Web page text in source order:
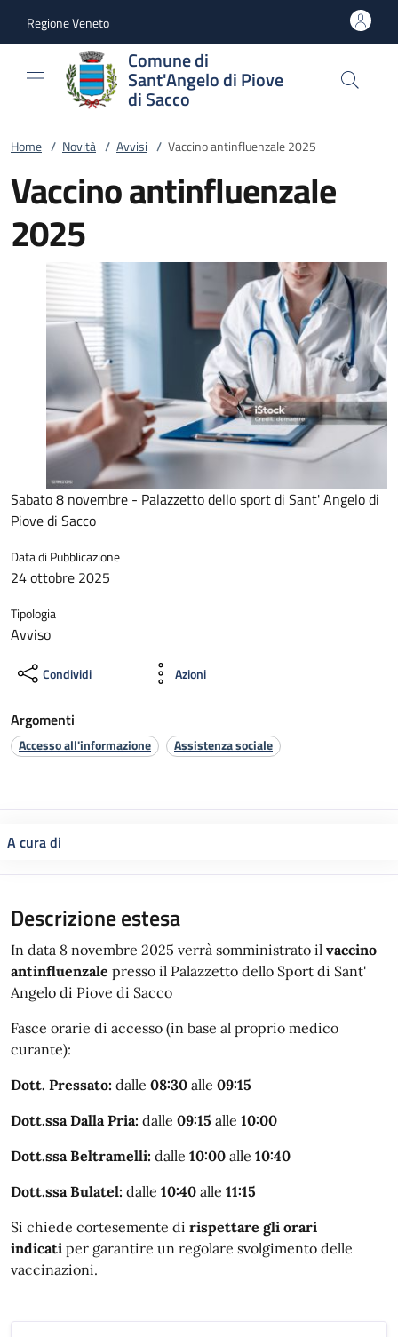
Regione Veneto
Comune di
Sant'Angelo di Piove
di Sacco
Home / Novità / Avvisi / Vaccino antinfluenzale 2025
Vaccino antinfluenzale
2025
Sabato 8 novembre - Palazzetto dello sport di Sant' Angelo di
Piove di Sacco
Data di Pubblicazione
24 ottobre 2025
Tipologia
Avviso
Condividi Azioni
Argomenti
Accesso all'informazione Assistenza sociale
A cura di
Descrizione estesa
In data 8 novembre 2025 verrà somministrato il vaccino
antinfluenzale presso il Palazzetto dello Sport di Sant'
Angelo di Piove di Sacco
Fasce orarie di accesso (in base al proprio medico
curante):
Dott. Pressato: dalle 08:30 alle 09:15
Dott.ssa Dalla Pria: dalle 09:15 alle 10:00
Dott.ssa Beltramelli: dalle 10:00 alle 10:40
Dott.ssa Bulatel: dalle 10:40 alle 11:15
Si chiede cortesemente di rispettare gli orari
indicati per garantire un regolare svolgimento delle
vaccinazioni.